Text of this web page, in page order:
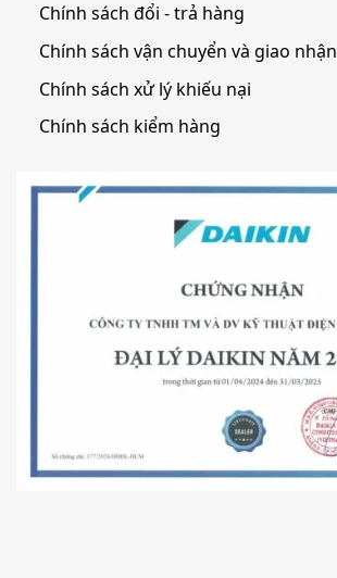
Chính sách đổi - trả hàng
Chính sách vận chuyển và giao nhận
Chính sách xử lý khiếu nại
Chính sách kiểm hàng